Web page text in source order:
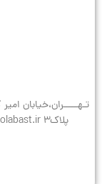
پلاک3 info@molabast.ir تلفن : 09126700240 02133979335